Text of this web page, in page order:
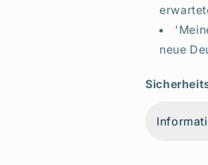
neue